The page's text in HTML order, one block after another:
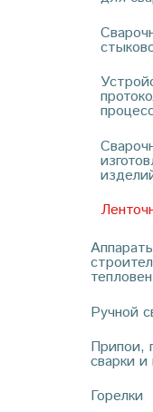
Ручной
Припои,
сварки и
Горелки